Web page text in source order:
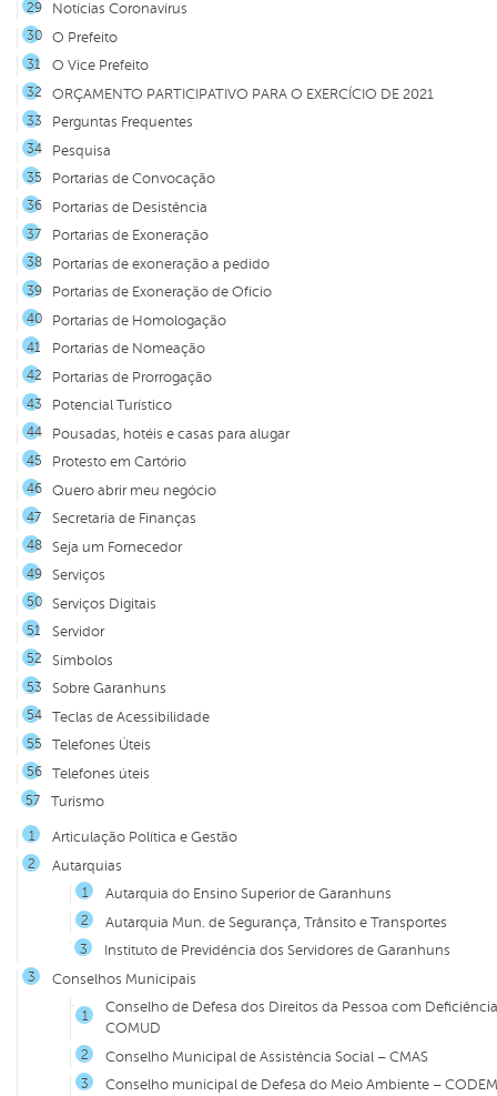
Notícias Coronavírus
O Prefeito
O Vice Prefeito
ORÇAMENTO PARTICIPATIVO PARA O EXERCÍCIO DE 2021
Perguntas Frequentes
Pesquisa
Portarias de Convocação
Portarias de Desistência
Portarias de Exoneração
Portarias de exoneração a pedido
Portarias de Exoneração de Ofício
Portarias de Homologação
Portarias de Nomeação
Portarias de Prorrogação
Potencial Turístico
Pousadas, hotéis e casas para alugar
Protesto em Cartório
Quero abrir meu negócio
Secretaria de Finanças
Seja um Fornecedor
Serviços
Serviços Digitais
Servidor
Símbolos
Sobre Garanhuns
Teclas de Acessibilidade
Telefones Úteis
Telefones úteis
Turismo
Articulação Política e Gestão
Autarquias
Autarquia do Ensino Superior de Garanhuns
Autarquia Mun. de Segurança, Trânsito e Transportes
Instituto de Previdência dos Servidores de Garanhuns
Conselhos Municipais
Conselho de Defesa dos Direitos da Pessoa com
COMUD
Conselho Municipal de Assistência Social – CMAS
Conselho municipal de Defesa do Meio Ambiente –